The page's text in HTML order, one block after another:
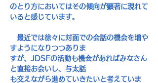
のとり方においてはその傾向が顕著に現れて
いると感じています。
最近では徐々に対面での会話の機会を増や
すようになりつつありま
すが、 JDSFの活動も機会があればみなさん
と直接お会いし、与太話
も交えながら進めていきたいと考えていま